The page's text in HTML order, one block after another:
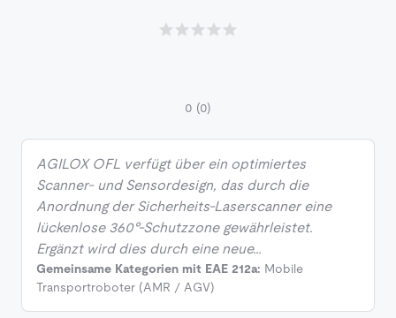
0 (0)
AGILOX OFL verfügt über ein optimiertes
Scanner- und Sensordesign, das durch die
Anordnung der Sicherheits-Laserscanner eine
lückenlose 360°-Schutzzone gewährleistet.
Ergänzt wird dies durch eine neue…
Gemeinsame Kategorien mit EAE 212a: Mobile
Transportroboter (AMR / AGV)